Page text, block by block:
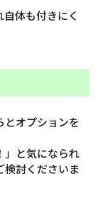
体も付きにく
とオプションを
」と気になられ
検討くださいま